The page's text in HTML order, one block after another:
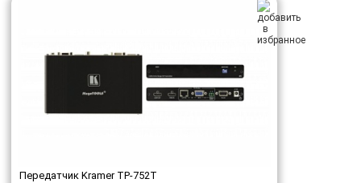
Передатчик Kramer TP-752T